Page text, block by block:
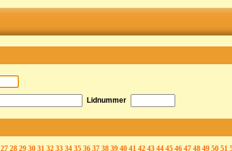
Lidnummer
27 28 29 30 31 32 33 34 35 36 37 38 39 40 41 42 43 44 45 46 47 48 49 50 51